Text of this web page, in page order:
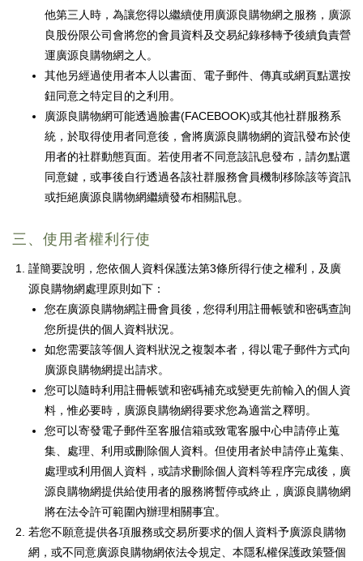
他第三人時，為讓您得以繼續使用廣源良購物網之服務，廣源
良股份限公司會將您的會員資料及交易紀錄移轉予後續負責營
運廣源良購物網之人。
其他另經過使用者本人以書面、電子郵件、傳真或網頁點選按
鈕同意之特定目的之利用。
廣源良購物網可能透過臉書(FACEBOOK)或其他社群服務系
統，於取得使用者同意後，會將廣源良購物網的資訊發布於使
用者的社群動態頁面。若使用者不同意該訊息發布，請勿點選
同意鍵，或事後自行透過各該社群服務會員機制移除該等資訊
或拒絕廣源良購物網繼續發布相關訊息。
三、使用者權利行使
謹簡要說明，您依個人資料保護法第3條所得行使之權利，及廣
源良購物網處理原則如下：
您在廣源良購物網註冊會員後，您得利用註冊帳號和密碼查詢
您所提供的個人資料狀況。
如您需要該等個人資料狀況之複製本者，得以電子郵件方式向
廣源良購物網提出請求。
您可以隨時利用註冊帳號和密碼補充或變更先前輸入的個人資
料，惟必要時，廣源良購物網得要求您為適當之釋明。
您可以寄發電子郵件至客服信箱或致電客服中心申請停止蒐
集、處理、利用或刪除個人資料。但使用者於申請停止蒐集、
處理或利用個人資料，或請求刪除個人資料等程序完成後，廣
源良購物網提供給使用者的服務將暫停或終止，廣源良購物網
將在法令許可範圍內辦理相關事宜。
若您不願意提供各項服務或交易所要求的個人資料予廣源良購物
網，或不同意廣源良購物網依法令規定、本隱私權保護政策暨個